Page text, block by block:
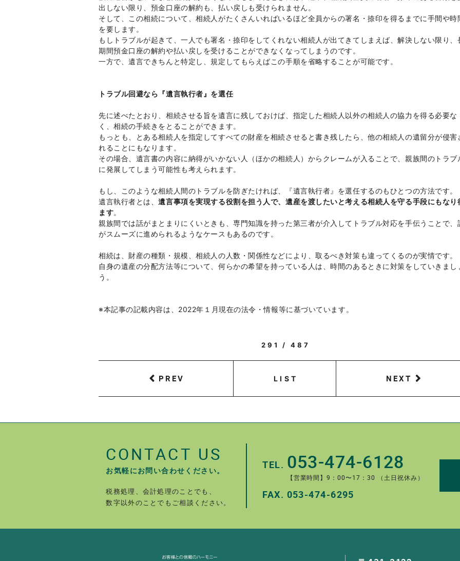
出しない限り、預金口座の解約も、払い戻しも受けられません。
そして、この相続について、相続人がたくさんいればいるほど全員からの署名・捺印を得るまでに手間や時
を要します。
もしトラブルが起きて、一人でも署名・捺印をしてくれない相続人が出てきてしまえば、解決しない限り、
期間預金口座の解約や払い戻しを受けることができなくなってしまうのです。
一方で、遺言できちんと特定し、規定してもらえばこの手順を省略することが可能です。
トラブル回避なら『遺言執行者』を選任
先に述べたとおり、相続させる旨を遺言に残しておけば、指定した相続人以外の相続人の協力を得る必要な
く、相続の手続きをとることができます。
もっとも、とある相続人を指定してすべての財産を相続させると書き残したら、他の相続人の遺留分が侵害
れることにもなります。
その場合、遺言書の内容に納得がいかない人（ほかの相続人）からクレームが入ることで、親族間のトラブ
に発展してしまう可能性も考えられます。
もし、このような相続人間のトラブルを防ぎたければ、『遺言執行者』を選任するのもひとつの方法です。
遺言執行者とは、遺言事項を実現する役割を担う人で、遺産を渡したいと考える相続人を守る手段にもなり
ます。
親族間では話がまとまりにくいときも、専門知識を持った第三者が介入してトラブル対応を手伝うことで、
がスムーズに進められるようなケースもあるのです。
相続は、財産の種類・規模、相続人の人数・関係性などにより、取るべき対策も違ってくるのが実情です。
自身の遺産の分配方法等について、何らかの希望を持っている人は、時間のあるときに対策をしていきまし
う。
※本記事の記載内容は、2022年１月現在の法令・情報等に基づいています。
291 / 487
PREV LIST NEXT
CONTACT US
お気軽にお問い合わせください。
税務処理、会計処理のことでも、
数字以外のことでもご相談ください。
TEL. 053-474-6128
【営業時間】9：00〜17：30 （土日祝休み）
FAX. 053-474-6295